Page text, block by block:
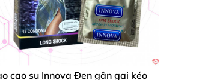
nơi hậu môn, 1 phần rung
mang tới cảm giác
được khơi
râu.
cao su Innova Đen gân gai kéo